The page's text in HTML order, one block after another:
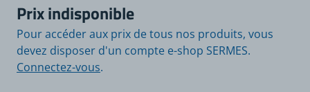
Prix indisponible
Pour accéder aux prix de tous nos produits, vous
devez disposer d'un compte e-shop SERMES.
Connectez-vous.